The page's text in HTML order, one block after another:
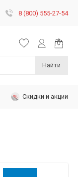
8 (800) 555-27-54
Найти
Скидки и акции